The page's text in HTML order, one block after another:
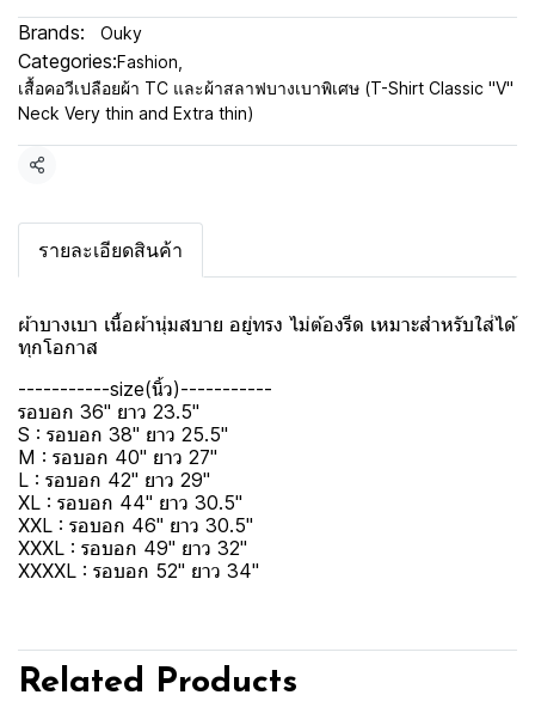
Brands: Ouky
Categories:Fashion
เสื้อคอวีเปลือยผ้า TC และผ้าสลาฟบางเบาพิเศษ (T-Shirt Classic "V"
Neck Very thin and Extra thin)
Share
รายละเอียดสินค้า
ผ้าบางเบา เนื้อผ้านุ่มสบาย อยู่ทรง ไม่ต้องรีด เหมาะสำหรับใส่ได้
ทุกโอกาส
-----------size(นิ้ว)-----------
รอบอก 36" ยาว 23.5"
S : รอบอก 38" ยาว 25.5"
M : รอบอก 40" ยาว 27"
L : รอบอก 42" ยาว 29"
XL : รอบอก 44" ยาว 30.5"
XXL : รอบอก 46" ยาว 30.5"
XXXL : รอบอก 49" ยาว 32"
XXXXL : รอบอก 52" ยาว 34"
Related Products